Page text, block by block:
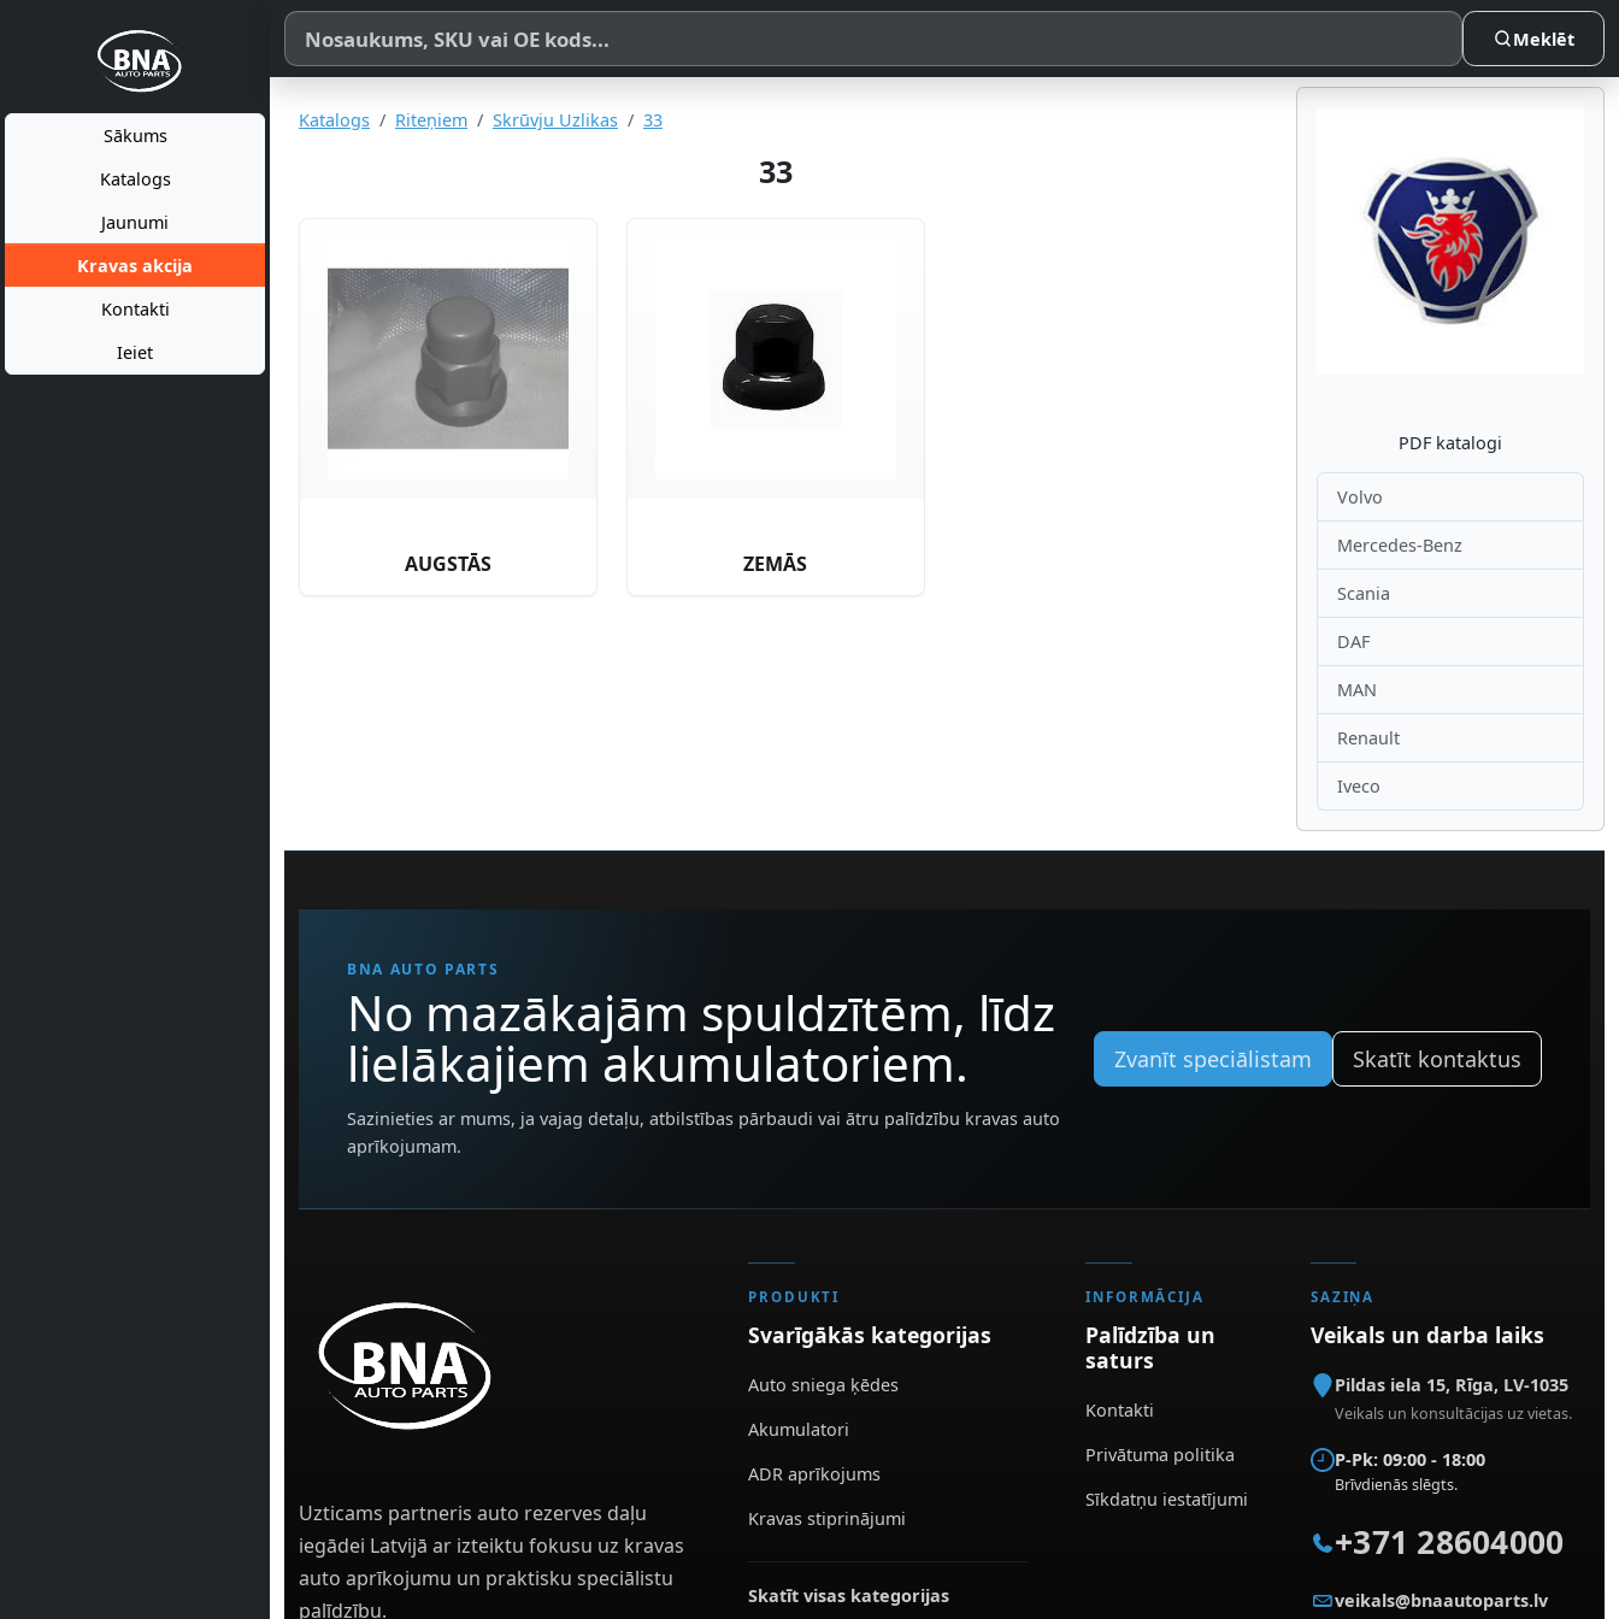
Sākums
Katalogs
Jaunumi
Kravas akcija
Kontakti
Ieiet
Meklēt pēc produkta nosaukuma, SKU vai OE koda
Meklēt
Katalogs Riteņiem Skrūvju Uzlikas 33
33
AUGSTĀS ZEMĀS
Atpakaļ
PDF katalogi
Volvo
Mercedes-Benz
Scania
DAF
MAN
Renault
Iveco
BNA AUTO PARTS
No mazākajām spuldzītēm, līdz
lielākajiem akumulatoriem.
Sazinieties ar mums, ja vajag detaļu, atbilstības pārbaudi vai ātru palīdzību kravas auto
aprīkojumam.
Zvanīt speciālistam Skatīt kontaktus
Uzticams partneris auto rezerves daļu
iegādei Latvijā ar izteiktu fokusu uz kravas
auto aprīkojumu un praktisku speciālistu
palīdzību.
PRODUKTI
Svarīgākās kategorijas
Auto sniega ķēdes
Akumulatori
ADR aprīkojums
Kravas stiprinājumi
Skatīt visas kategorijas
INFORMĀCIJA
Palīdzība un
saturs
Kontakti
Privātuma politika
Sīkdatņu iestatījumi
SAZIŅA
Veikals un darba laiks
Pildas iela 15, Rīga, LV-1035
Veikals un konsultācijas uz vietas.
P-Pk: 09:00 - 18:00
Brīvdienās slēgts.
+371 28604000
veikals@bnaautoparts.lv